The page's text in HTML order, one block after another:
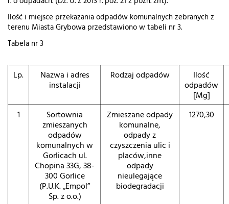
Ilość i miejsce przekazania odpadów komunalnych zebranych z
terenu Miasta Grybowa przedstawiono w tabeli nr 3.
Tabela nr 3
Lp. Nazwa i adres
instalacji
Rodzaj odpadów Ilość
odpadów
[Mg]
1
Sortownia
zmieszanych
odpadów
komunalnych w
Gorlicach ul.
Chopina 33G, 38-
300 Gorlice
(P.U.K. „Empol”
Sp. z o.o.)
Zmieszane odpady
komunalne,
odpady z
czyszczenia ulic i
placów,inne
odpady
nieulegające
biodegradacji
1270,30